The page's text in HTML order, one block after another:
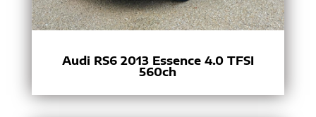
Audi RS6 2013 Essence 4.0 TFSI
560ch